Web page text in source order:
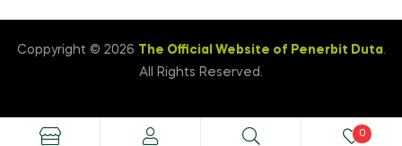
Coppyright © 2026 The Official Website of Penerbit Duta.
All Rights Reserved.
0